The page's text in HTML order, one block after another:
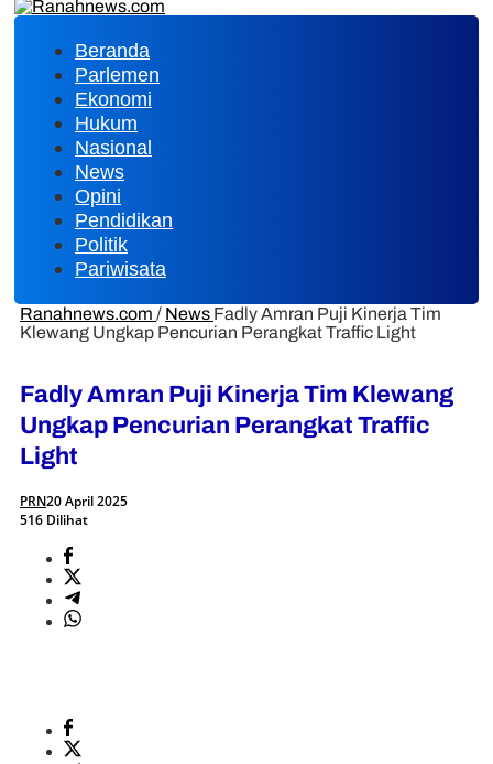
Beranda
Parlemen
Ekonomi
Hukum
Nasional
News
Opini
Pendidikan
Politik
Pariwisata
Ranahnews.com / News Fadly Amran Puji Kinerja Tim
Klewang Ungkap Pencurian Perangkat Traffic Light
Fadly Amran Puji Kinerja Tim Klewang
Ungkap Pencurian Perangkat Traffic
Light
PRN20 April 2025
516 Dilihat